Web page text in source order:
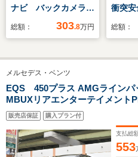
ナビ バックカメラ
衝突被害軽減システ
シート パワーシー
ト ドラレコ コーナ
ーセンサー スマート
キー LEDヘッド ル
ーフレール ETC2.0
総額： 303.8万円
衝突安
ヒー
バッ
ABS/
総額：
メルセデス・ベンツ
EQS 450プラス AMGラインパ
MBUXリアエンターテイメン
PKG USB・SD 21インチアル
イリング レザーシート メモ
ーシート シートヒーター シー
販売店保証 購入プラン付
支払総
553